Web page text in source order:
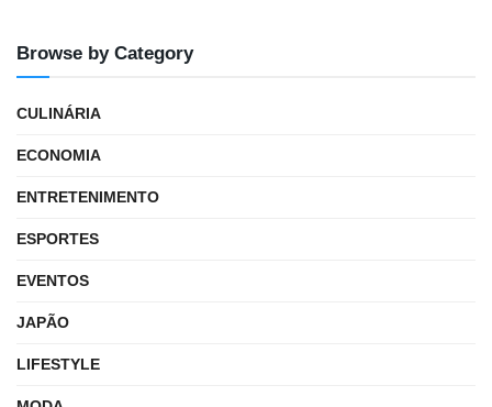
Browse by Category
CULINÁRIA
ECONOMIA
ENTRETENIMENTO
ESPORTES
EVENTOS
JAPÃO
LIFESTYLE